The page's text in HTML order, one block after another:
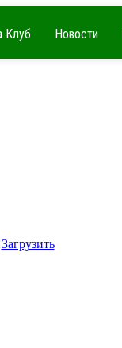
Клуб Новости
Загрузить